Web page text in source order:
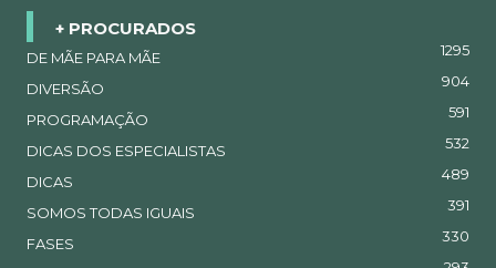
+ PROCURADOS
DE MÃE PARA MÃE 1295
DIVERSÃO 904
PROGRAMAÇÃO 591
DICAS DOS ESPECIALISTAS 532
DICAS 489
SOMOS TODAS IGUAIS 391
FASES 330